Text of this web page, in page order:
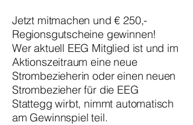
Jetzt mitmachen und € 250,-
Regionsgutscheine gewinnen!
Wer aktuell EEG Mitglied ist und im
Aktionszeitraum eine neue
Strombezieherin oder einen neuen
Strombezieher für die EEG
Stattegg wirbt, nimmt automatisch
am Gewinnspiel teil.